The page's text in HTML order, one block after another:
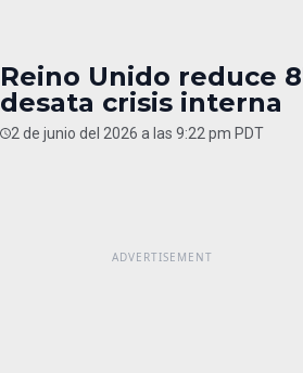
Reino Unido reduce
desata crisis interna
2 de junio del 2026 a las 9:22 pm PDT